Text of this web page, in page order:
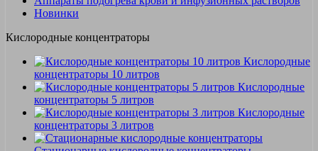
Новинки
Кислородные концентраторы
Кислородные
концентраторы 10 литров
Кислородные
концентраторы 5 литров
Кислородные
концентраторы 3 литров